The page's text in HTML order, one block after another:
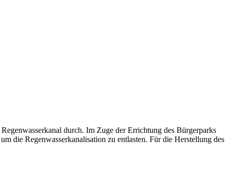
durch. Im Zuge der Errichtung des Bürgerparks
die Regenwasserkanalisation zu entlasten. Für die Herstellung des